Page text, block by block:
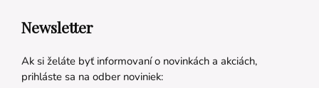
Newsletter
Ak si želáte byť informovaní o novinkách a akciách,
prihláste sa na odber noviniek: